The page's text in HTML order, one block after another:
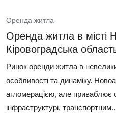
Оренда житла
Оренда житла в місті
Кіровоградська
Ринок оренди житла в
особливості та динаміку.
агломерацією, але приваблює
інфраструктурі,